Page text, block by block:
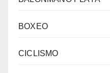
BOXEO
CICLISMO